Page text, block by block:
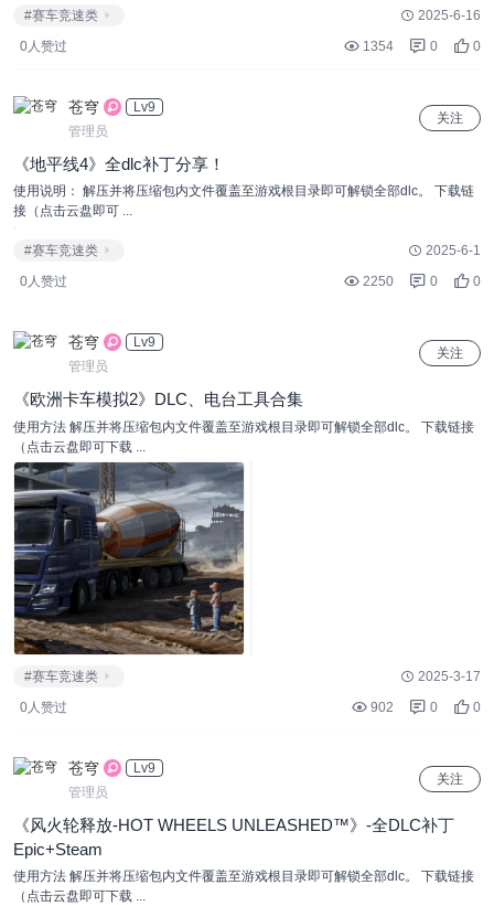
#赛车竞速类
2025-6-16
0人赞过
1354 0 0
苍穹
Lv9
管理员
关注
《地平线4》全dlc补丁分享！
使用说明： 解压并将压缩包内文件覆盖至游戏根目录即可解锁全部dlc。 下载链
接（点击云盘即可 ...
#赛车竞速类
2025-6-1
0人赞过
2250 0 0
苍穹
Lv9
管理员
关注
《欧洲卡车模拟2》DLC、电台工具合集
使用方法 解压并将压缩包内文件覆盖至游戏根目录即可解锁全部dlc。 下载链接
（点击云盘即可下载 ...
#赛车竞速类
2025-3-17
0人赞过
902 0 0
苍穹
Lv9
管理员
关注
《风火轮释放-HOT WHEELS UNLEASHED™》-全DLC补丁
Epic+Steam
使用方法 解压并将压缩包内文件覆盖至游戏根目录即可解锁全部dlc。 下载链接
（点击云盘即可下载 ...